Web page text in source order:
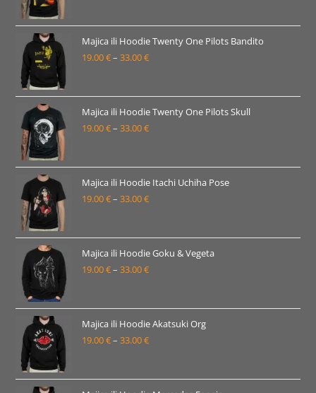
19.00 €
do
Majica ili Hoodie Twenty One Pilots Bandito
19.00€– 33.00€Raspon
19.00 €
do
Majica ili Hoodie Twenty One Pilots Skull
19.00€– 33.00€Raspon
19.00 €
do
Majica ili Hoodie Itachi Uchiha Pose
19.00€– 33.00€Raspon
19.00 €
do
Majica ili Hoodie Goku & Vegeta
19.00€– 33.00€Raspon
19.00 €
do
Majica ili Hoodie Akatsuki Org
19.00€– 33.00€Raspon